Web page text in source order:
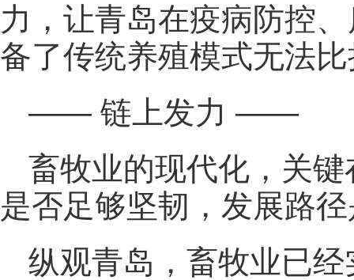
力，让青岛在疫病防控
备了传统养殖模式无法
—— 链上发力 ——
畜牧业的现代化，关
是否足够坚韧，发展路
纵观青岛，畜牧业已